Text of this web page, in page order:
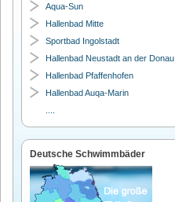
Aqua-Sun
Hallenbad Mitte
Sportbad Ingolstadt
Hallenbad Neustadt an der Donau
Hallenbad Pfaffenhofen
Hallenbad Auqa-Marin
Deutsche Schwimmbäder